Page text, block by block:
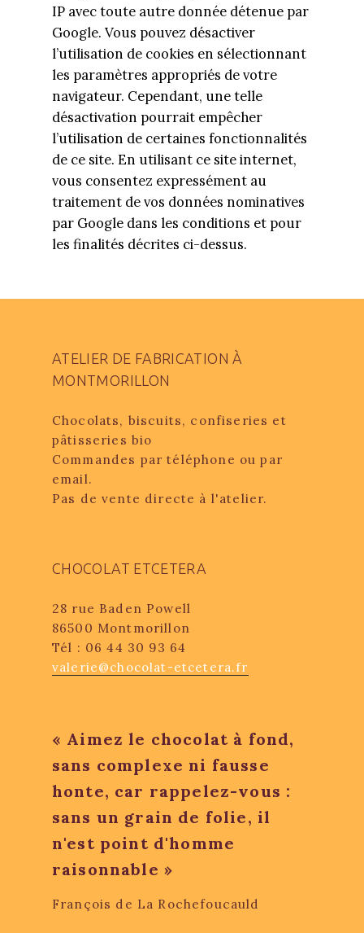
IP avec toute autre donnée détenue par
Google. Vous pouvez désactiver
l’utilisation de cookies en sélectionnant
les paramètres appropriés de votre
navigateur. Cependant, une telle
désactivation pourrait empêcher
l’utilisation de certaines fonctionnalités
de ce site. En utilisant ce site internet,
vous consentez expressément au
traitement de vos données nominatives
par Google dans les conditions et pour
les finalités décrites ci-dessus.
ATELIER DE FABRICATION À
MONTMORILLON
Chocolats, biscuits, confiseries et
pâtisseries bio
Commandes par téléphone ou par
email.
Pas de vente directe à l'atelier.
CHOCOLAT ETCETERA
28 rue Baden Powell
86500 Montmorillon
Tél : 06 44 30 93 64
valerie@chocolat-etcetera.fr
« Aimez le chocolat à fond,
sans complexe ni fausse
honte, car rappelez-vous :
sans un grain de folie, il
n'est point d'homme
raisonnable »
François de La Rochefoucauld